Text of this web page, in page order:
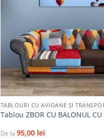
+
TABLOURI CU AVIOANE ȘI
Tablou ZBOR CU BALONUL CU
De la 95,00 lei